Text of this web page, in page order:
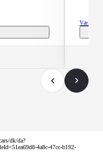
Vælg bil
dk/da?
4a8c-47cc-b192-